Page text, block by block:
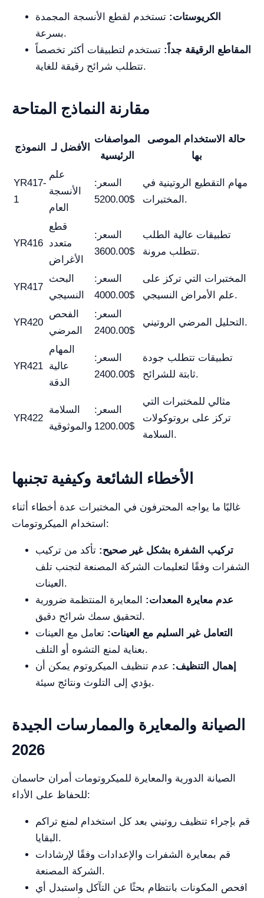
الكريوستات: تستخدم لقطع الأنسجة المجمدة
بسرعة.
المقاطع الرقيقة جداً: تستخدم لتطبيقات أكثر تخصصاً
تتطلب شرائح رقيقة للغاية.
مقارنة النماذج المتاحة
النموذج الأفضل لـ
المواصفات
الرئيسية
حالة الاستخدام الموصى
بها
YR417-
1
علم
الأنسجة
العام
السعر:
$5200.00
مهام التقطيع الروتينية في
المختبرات.
YR416
قطع
متعدد
الأغراض
السعر:
$3600.00
تطبيقات عالية الطلب
تتطلب مرونة.
YR417
البحث
النسيجي
السعر:
$4000.00
المختبرات التي تركز على
علم الأمراض النسيجي.
YR420
الفحص
المرضي
السعر:
$2400.00
التحليل المرضي الروتيني.
YR421
المهام
عالية
الدقة
السعر:
$2400.00
تطبيقات تتطلب جودة
ثابتة للشرائح.
YR422
السلامة
والموثوقية
السعر:
$1200.00
مثالي للمختبرات التي
تركز على بروتوكولات
السلامة.
الأخطاء الشائعة وكيفية تجنبها
غالبًا ما يواجه المحترفون في المختبرات عدة أخطاء أثناء
استخدام الميكروتومات:
تركيب الشفرة بشكل غير صحيح: تأكد من تركيب
الشفرات وفقًا لتعليمات الشركة المصنعة لتجنب تلف
العينات.
عدم معايرة المعدات: المعايرة المنتظمة ضرورية
لتحقيق سمك شرائح دقيق.
التعامل غير السليم مع العينات: تعامل مع العينات
بعناية لمنع التشوه أو التلف.
إهمال التنظيف: عدم تنظيف الميكروتوم يمكن أن
يؤدي إلى التلوث ونتائج سيئة.
الصيانة والمعايرة والممارسات الجيدة
2026
الصيانة الدورية والمعايرة للميكروتومات أمران حاسمان
للحفاظ على الأداء:
قم بإجراء تنظيف روتيني بعد كل استخدام لمنع تراكم
البقايا.
قم بمعايرة الشفرات والإعدادات وفقًا لإرشادات
الشركة المصنعة.
افحص المكونات بانتظام بحثًا عن التآكل واستبدل أي